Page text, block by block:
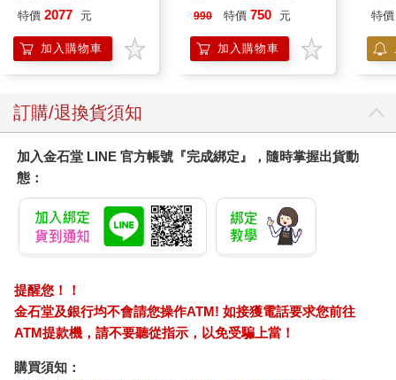
特價 2077 元
加入購物車
風扇
990 特價 750 元
加入購物車
特價
訂購/退換貨須知
加入金石堂 LINE 官方帳號『完成綁定』，隨時掌握出貨動
態：
提醒您！！
金石堂及銀行均不會請您操作ATM! 如接獲電話要求您前往
ATM提款機，請不要聽從指示，以免受騙上當！
購買須知：